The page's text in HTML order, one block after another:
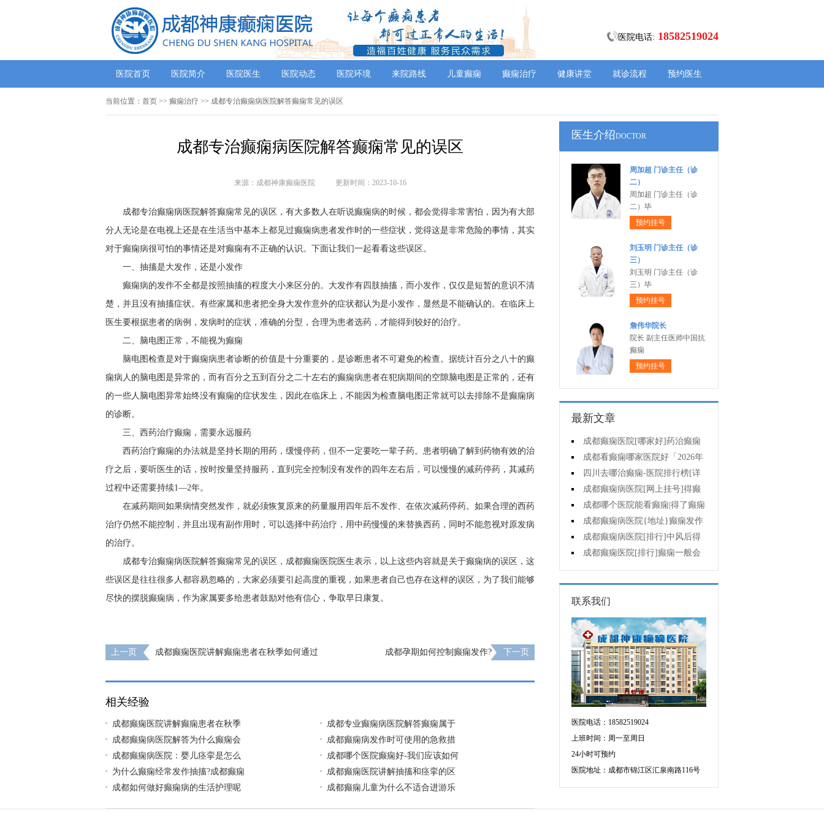
医院电话: 18582519024
医院首页 医院简介 医院医生 医院动态 医院环境 来院路线 儿童癫痫 癫痫治疗 健康讲堂 就诊流程 预约医生
当前位置： 首页 >> 癫痫治疗 >> 成都专治癫痫病医院解答癫痫常见的误区
成都专治癫痫病医院解答癫痫常见的误区
来源：成都神康癫痫医院 更新时间：2023-10-16
成都专治癫痫病医院解答癫痫常见的误区，有大多数人在听说癫痫病的时候，都会觉得非常害怕，因为有大部
分人无论是在电视上还是在生活当中基本上都见过癫痫病患者发作时的一些症状，觉得这是非常危险的事情，其实
对于癫痫病很可怕的事情还是对癫痫有不正确的认识。下面让我们一起看看这些误区。
一、抽搐是大发作，还是小发作
癫痫病的发作不全都是按照抽搐的程度大小来区分的。大发作有四肢抽搐，而小发作，仅仅是短暂的意识不清
楚，并且没有抽搐症状。有些家属和患者把全身大发作意外的症状都认为是小发作，显然是不能确认的。在临床上
医生要根据患者的病例，发病时的症状，准确的分型，合理为患者选药，才能得到较好的治疗。
二、脑电图正常，不能视为癫痫
脑电图检查是对于癫痫病患者诊断的价值是十分重要的，是诊断患者不可避免的检查。据统计百分之八十的癫
痫病人的脑电图是异常的，而有百分之五到百分之二十左右的癫痫病患者在犯病期间的空隙脑电图是正常的，还有
的一些人脑电图异常始终没有癫痫的症状发生，因此在临床上，不能因为检查脑电图正常就可以去排除不是癫痫病
的诊断。
三、西药治疗癫痫，需要永远服药
西药治疗癫痫的办法就是坚持长期的用药，缓慢停药，但不一定要吃一辈子药。患者明确了解到药物有效的治
疗之后，要听医生的话，按时按量坚持服药，直到完全控制没有发作的四年左右后，可以慢慢的减药停药，其减药
过程中还需要持续1—2年。
在减药期间如果病情突然发作，就必须恢复原来的药量服用四年后不发作、在依次减药停药。如果合理的西药
治疗仍然不能控制，并且出现有副作用时，可以选择中药治疗，用中药慢慢的来替换西药，同时不能忽视对原发病
的治疗。
成都专治癫痫病医院解答癫痫常见的误区，成都癫痫医院医生表示，以上这些内容就是关于癫痫病的误区，这
些误区是往往很多人都容易忽略的，大家必须要引起高度的重视，如果患者自己也存在这样的误区，为了我们能够
尽快的摆脱癫痫病，作为家属要多给患者鼓励对他有信心，争取早日康复。
上一页
成都癫痫医院讲解癫痫患者在秋季如何通过
成都孕期如何控制癫痫发作? 下一页
相关经验
成都癫痫医院讲解癫痫患者在秋季
成都专业癫痫病医院解答癫痫属于
成都癫痫病医院解答为什么癫痫会
成都癫痫病发作时可使用的急救措
成都癫痫病医院：婴儿痉挛是怎么
成都哪个医院癫痫好-我们应该如何
为什么癫痫经常发作抽搐?成都癫痫
成都癫痫医院讲解抽搐和痉挛的区
成都如何做好癫痫病的生活护理呢
成都癫痫儿童为什么不适合进游乐
医生介绍DOCTOR
周加超 门诊主任（诊
二）
周加超 门诊主任（诊
二）毕
预约挂号
刘玉明 门诊主任（诊
三）
刘玉明 门诊主任（诊
三）毕
预约挂号
詹伟华院长
院长 副主任医师中国抗
癫痫
预约挂号
最新文章
成都癫痫医院[哪家好]药治癫痫
病怎么效果好?
成都看癫痫哪家医院好「2026年
度公布」立冬后癫痫病人应多注意
什么?
四川去哪治癫痫-医院排行榜[详
细排名]四川哪儿能有效治疗癫痫?
成都癫痫病医院[网上挂号]得癫
痫的女性母乳喂养时要注意什么?
成都哪个医院能看癫痫|得了癫痫
会有什么症状?
成都癫痫病医院{地址}癫痫发作
跟哪些因素有关?
成都癫痫病医院[排行]中风后得
的癫痫能治吗
成都癫痫医院[排行]癫痫一般会
出现哪些症状?
联系我们
医院电话：18582519024
上班时间：周一至周日
24小时可预约
医院地址：成都市锦江区汇泉南路116号